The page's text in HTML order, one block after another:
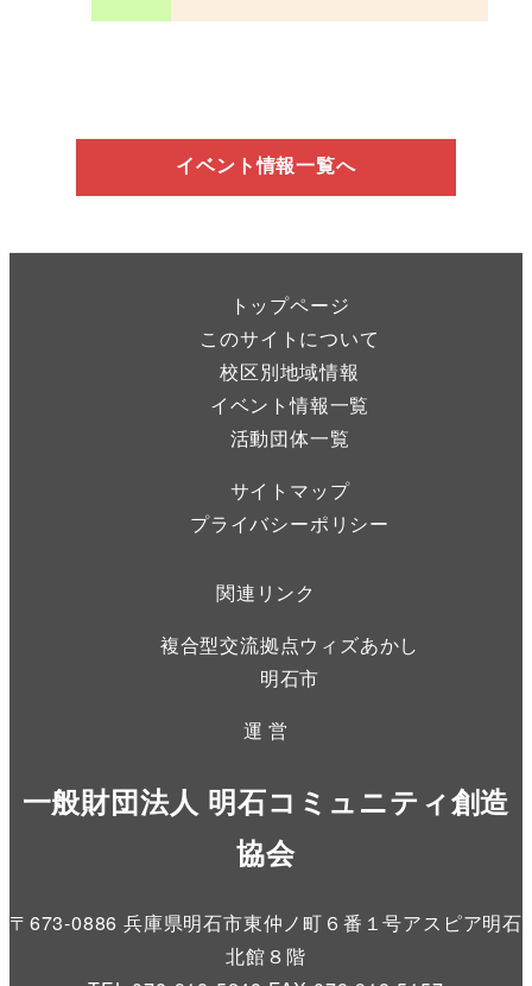
イベント情報一覧へ
トップページ
このサイトについて
校区別地域情報
イベント情報一覧
活動団体一覧
サイトマップ
プライバシーポリシー
関連リンク
複合型交流拠点ウィズあかし
明石市
運 営
一般財団法人 明石コミュニティ創造
協会
〒673-0886 兵庫県明石市東仲ノ町６番１号アスピア明石
北館８階